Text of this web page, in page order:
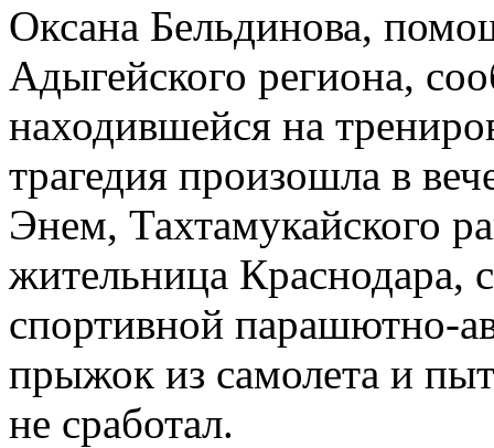
Оксана Бельдинова,
Адыгейского региона,
находившейся на
трагедия произошла в
Энем, Тахтамукайского
жительница Краснодара,
спортивной парашютно-
прыжок из самолета и
не сработал.